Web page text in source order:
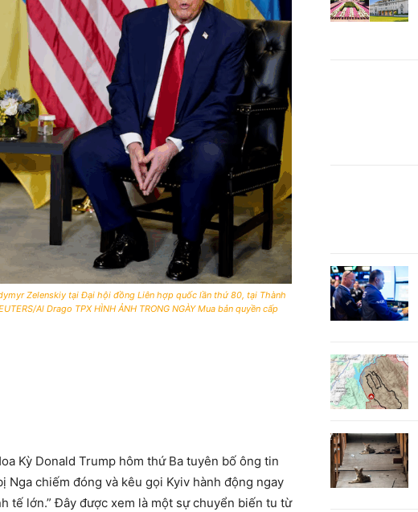
Zelenskiy tại Đại hội đồng Liên hợp quốc lần thứ 80, tại Thành
Al Drago TPX HÌNH ẢNH TRONG NGÀY Mua bản quyền cấp
Kỳ Donald Trump hôm thứ Ba tuyên bố ông tin
chiếm đóng và kêu gọi Kyiv hành động ngay
tế lớn.” Đây được xem là một sự chuyển biến tu từ